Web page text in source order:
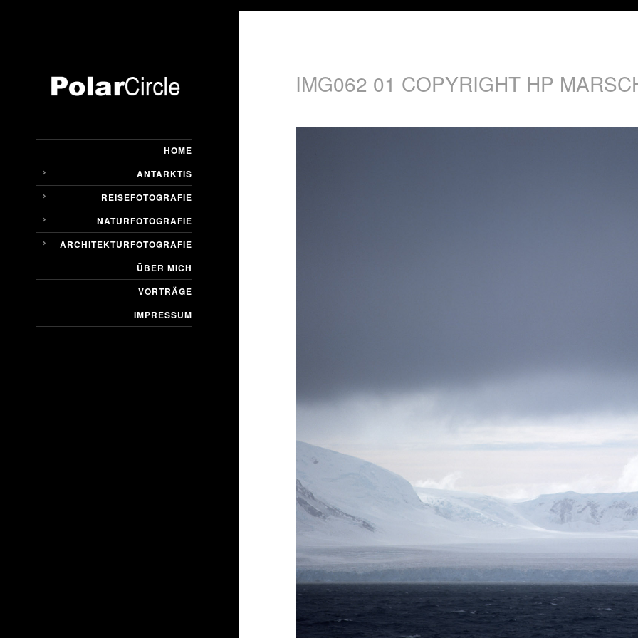
HOME
ANTARKTIS
REISEFOTOGRAFIE
NATURFOTOGRAFIE
ARCHITEKTURFOTOGRAFIE
ÜBER MICH
VORTRÄGE
IMPRESSUM
IMG062 01 COPYRIGHT HP